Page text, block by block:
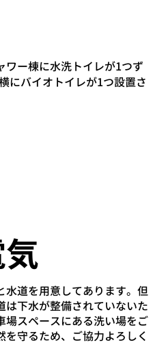
水道を用意してあります。但
は下水が整備されていないた
場スペースにある洗い場をご
守るため、ご協力よろしく
ワー棟に水洗トイレが1つず
にバイオトイレが1つ設置さ